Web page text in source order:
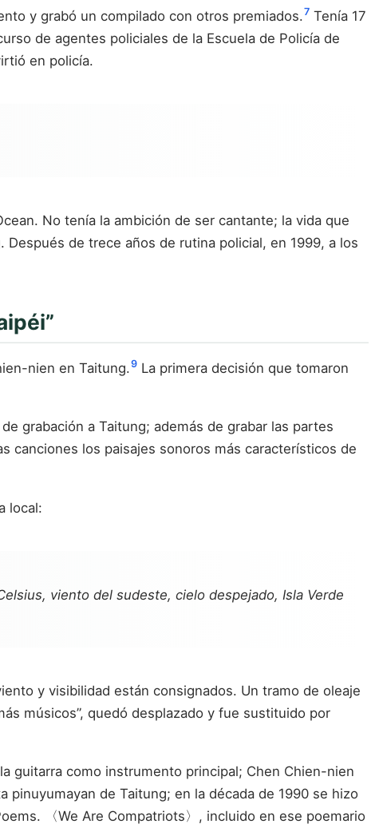
y grabó un compilado con otros premiados.7 Tenía 17
de agentes policiales de la Escuela de Policía de
en policía.
No tenía la ambición de ser cantante; la vida que
de trece años de rutina policial, en 1999, a los
nien en Taitung.9 La primera decisión que tomaron
grabación a Taitung; además de grabar las partes
canciones los paisajes sonoros más característicos de
local:
viento del sudeste, cielo despejado, Isla Verde
y visibilidad están consignados. Un tramo de oleaje
músicos”, quedó desplazado y fue sustituido por
guitarra como instrumento principal; Chen Chien-nien
de Taitung; en la década de 1990 se hizo
〈We Are Compatriots〉, incluido en ese poemario